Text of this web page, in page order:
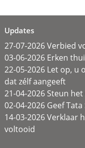
Updates
27-07-2026 Verbied
03-06-2026 Erken
22-05-2026 Let op, u
dat zélf aangeeft
21-04-2026 Steun
02-04-2026 Geef
14-03-2026 Verklaar
voltooid